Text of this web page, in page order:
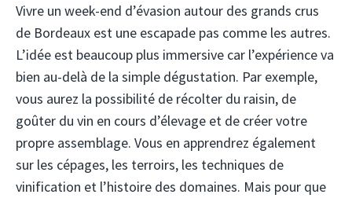
Vivre un week-end d’évasion autour des grands crus
de Bordeaux est une escapade pas comme les autres.
L’idée est beaucoup plus immersive car l’expérience va
bien au-delà de la simple dégustation. Par exemple,
vous aurez la possibilité de récolter du raisin, de
goûter du vin en cours d’élevage et de créer votre
propre assemblage. Vous en apprendrez également
sur les cépages, les terroirs, les techniques de
vinification et l’histoire des domaines. Mais pour que